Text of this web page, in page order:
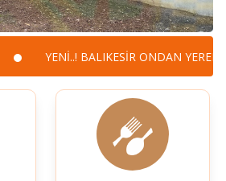
YENİ..! BALIKESİR ONDAN YEREL